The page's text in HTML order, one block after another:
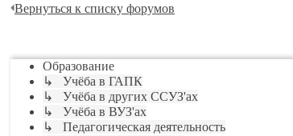
Вернуться к списку форумов
Образование
↳ Учёба в ГАПК
↳ Учёба в других ССУЗ'ах
↳ Учёба в ВУЗ'ах
↳ Педагогическая деятельность